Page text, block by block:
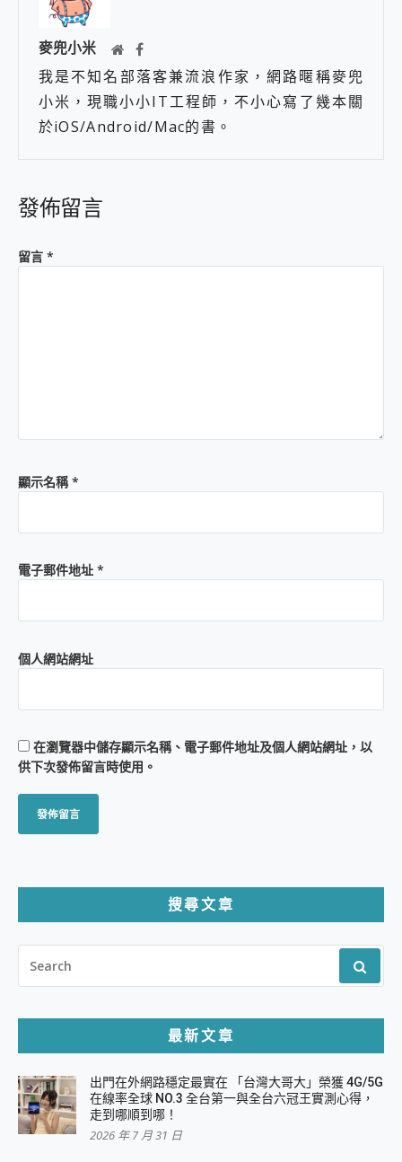
麥兜小米
我是不知名部落客兼流浪作家，網路暱稱麥兜
小米，現職小小IT工程師，不小心寫了幾本關
於iOS/Android/Mac的書。
發佈留言
留言 *
顯示名稱*
電子郵件地址 *
個人網站網址
在瀏覽器中儲存顯示名稱、電子郵件地址及個人網站網址，以
供下次發佈留言時使用。
搜尋文章
FOR:
最新文章
出門在外網路穩定最實在 「台灣大哥大」榮獲 4G/5G
在線率全球 NO.3 全台第一與全台六冠王實測心得，
走到哪順到哪！
2026 年 7 月 31 日